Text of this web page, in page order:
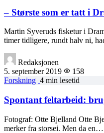
– Største som er tatt i
Martin Syveruds fisketur i
timer tidligere, rundt halv ni,
Redaksjonen
5. september 2019
158
Forskning 4 min lesetid
Spontant feltarbeid:
Fotograf: Otte Bjelland Otte
merker fra storsei. Men da en…